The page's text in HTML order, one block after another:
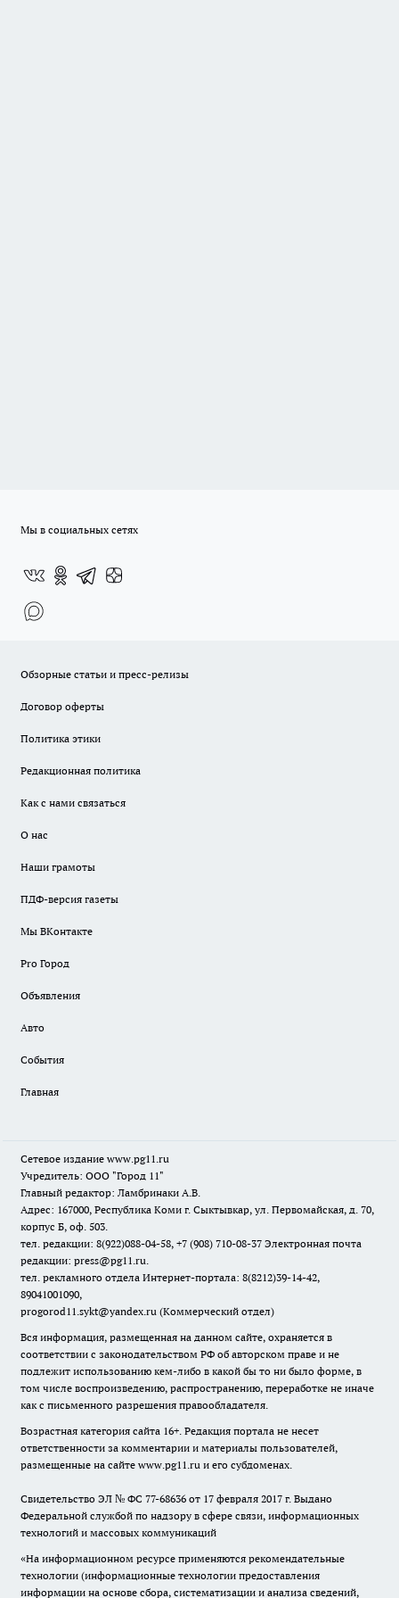
Мы в социальных сетях
Обзорные статьи и пресс-релизы
Договор оферты
Политика этики
Редакционная политика
Как с нами связаться
О нас
Наши грамоты
ПДФ-версия газеты
Мы ВКонтакте
Pro Город
Объявления
Авто
События
Главная
Сетевое издание www.pg11.ru
Учредитель: ООО "Город 11"
Главный редактор: Ламбринаки А.В.
Адрес: 167000, Республика Коми г. Сыктывкар, ул. Первомайская, д. 70,
корпус Б, оф. 503.
тел. редакции: 8(922)088-04-58, +7 (908) 710-08-37 Электронная почта
редакции: press@pg11.ru.
тел. рекламного отдела Интернет-портала: 8(8212)39-14-42,
89041001090,
progorod11.sykt@yandex.ru (Коммерческий отдел)
Вся информация, размещенная на данном сайте, охраняется в
соответствии с законодательством РФ об авторском праве и не
подлежит использованию кем-либо в какой бы то ни было форме, в
том числе воспроизведению, распространению, переработке не иначе
как с письменного разрешения правообладателя.
Возрастная категория сайта 16+. Редакция портала не несет
ответственности за комментарии и материалы пользователей,
размещенные на сайте www.pg11.ru и его субдоменах.
Свидетельство ЭЛ № ФС 77-68636 от 17 февраля 2017 г. Выдано
Федеральной службой по надзору в сфере связи, информационных
технологий и массовых коммуникаций
«На информационном ресурсе применяются рекомендательные
технологии (информационные технологии предоставления
информации на основе сбора, систематизации и анализа сведений,